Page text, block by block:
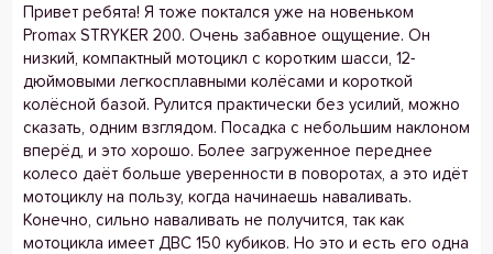
Привет ребята! Я тоже поктался уже на новеньком
Promax STRYKER 200. Очень забавное ощущение. Он
низкий, компактный мотоцикл с коротким шасси, 12-
дюймовыми легкосплавными колёсами и короткой
колёсной базой. Рулится практически без усилий, можно
сказать, одним взглядом. Посадка с небольшим наклоном
вперёд, и это хорошо. Более загруженное переднее
колесо даёт больше уверенности в поворотах, а это идёт
мотоциклу на пользу, когда начинаешь наваливать.
Конечно, сильно наваливать не получится, так как
мотоцикла имеет ДВС 150 кубиков. Но это и есть его одна